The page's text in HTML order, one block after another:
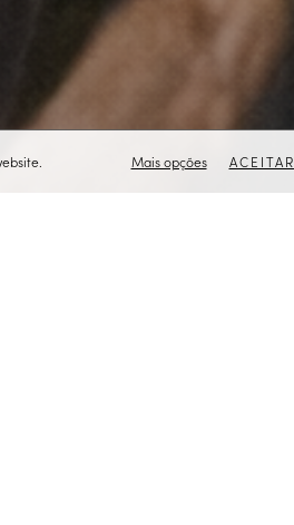
Mais opções ACEITAR